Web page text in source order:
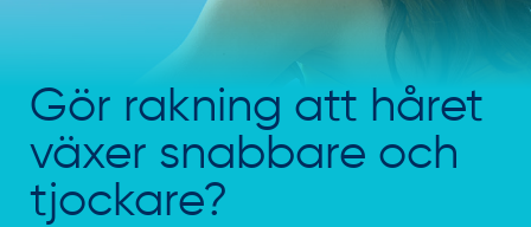
Gör rakning att håret
växer snabbare och
tjockare?